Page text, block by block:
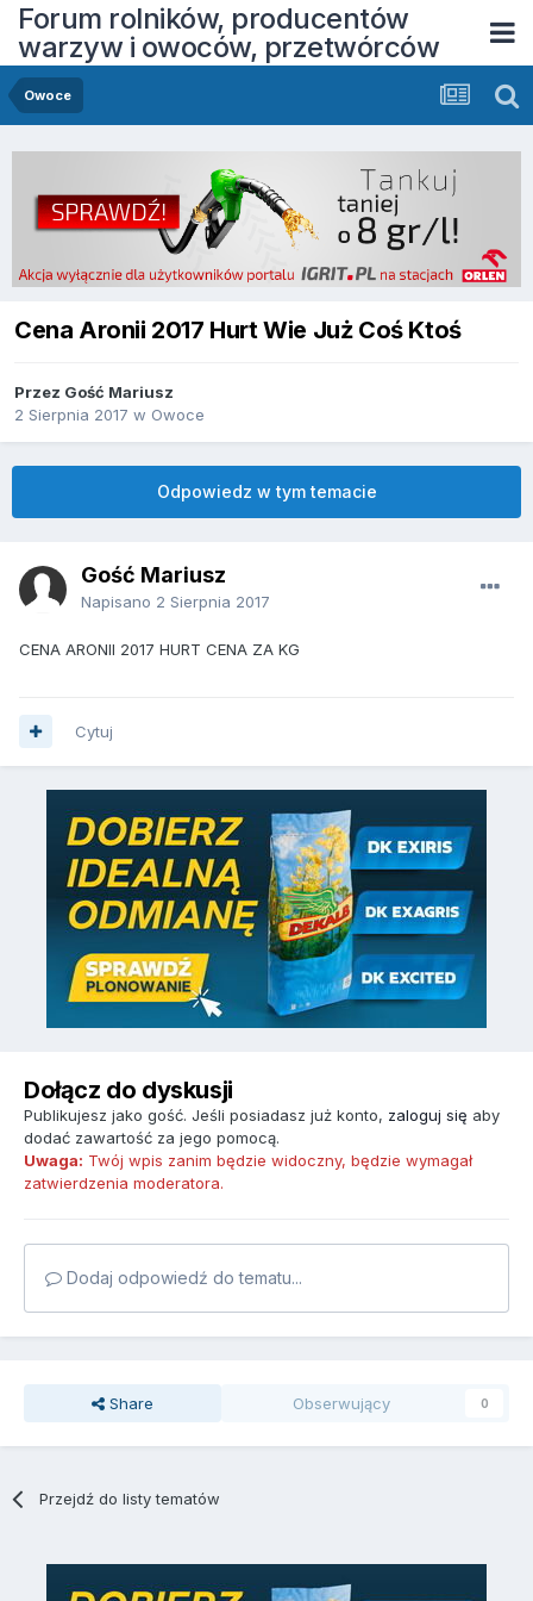
Forum rolników, producentów
warzyw i owoców, przetwórców
Owoce
Cena Aronii 2017 Hurt Wie Już Coś Ktoś
Przez Gość Mariusz
2 Sierpnia 2017 w Owoce
Odpowiedz w tym temacie
Gość Mariusz
Napisano 2 Sierpnia 2017
CENA ARONII 2017 HURT CENA ZA KG
Cytuj
Dołącz do dyskusji
Publikujesz jako gość. Jeśli posiadasz już konto, zaloguj się aby
dodać zawartość za jego pomocą.
Uwaga: Twój wpis zanim będzie widoczny, będzie wymagał
zatwierdzenia moderatora.
Dodaj odpowiedź do tematu...
Share Obserwujący 0
Przejdź do listy tematów